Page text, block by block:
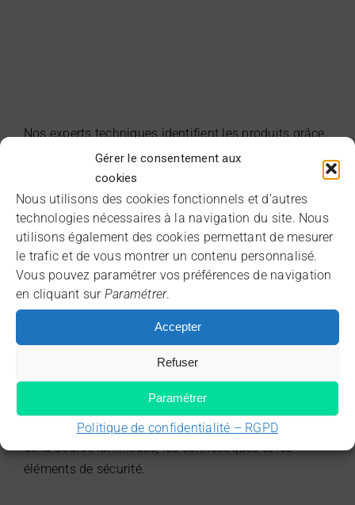
Gérer le consentement aux
cookies
Nous utilisons des cookies fonctionnels et d’autres
technologies nécessaires à la navigation du site. Nous
utilisons également des cookies permettant de mesurer
le trafic et de vous montrer un contenu personnalisé.
Vous pouvez paramétrer vos préférences de navigation
en cliquant sur Paramétrer.
Accepter
Refuser
Paramétrer
Politique de confidentialité – RGPD
Nos experts techniques identifient les produits grâce
à leur numéro de série, déterminant leur date de mise
sur le marché et l’historique d’utilisation.
produits font l’objets de tests stricts pour garantir la
viabilité technique des projecteurs. Si besoin, les
produits sont remis à niveau. Parmi les points
d’attention particuliers de nos techniciens : la qualité
de la source lumineuse, les connectiques et les
éléments de sécurité.